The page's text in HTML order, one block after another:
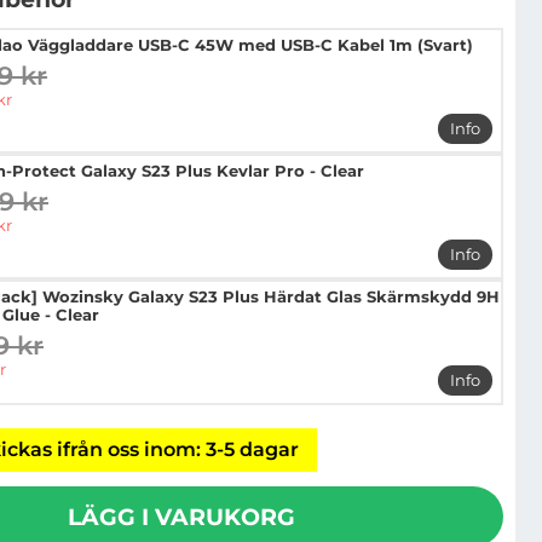
Väggladdare USB-C 45W med USB-C Kabel 1m (Svart)
pris
kr
Info
mer info
Protect Galaxy S23 Plus Kevlar Pro - Clear
pris
kr
Info
mer info
Wozinsky Galaxy S23 Plus Härdat Glas Skärmskydd 9H
- Clear
pris
kr
Info
mer info
ifrån oss inom: 3-5 dagar
LÄGG I VARUKORG